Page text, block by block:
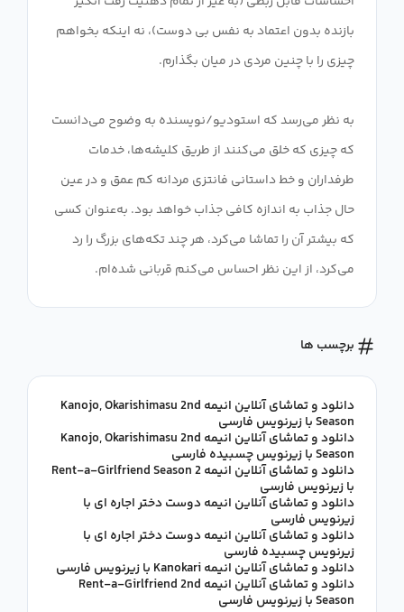
بازنده بدون اعتماد به نفس بی دوست)، نه اینکه بخواهم
به نظر می‌رسد که استودیو/نویسنده به وضوح می‌دانست
که چیزی که خلق می‌کنند از طریق کلیشه‌ها، خدمات
طرفداران و خط داستانی فانتزی مردانه کم عمق و در عین
حال جذاب به اندازه کافی جذاب خواهد بود. به‌عنوان کسی
که بیشتر آن را تماشا می‌کرد، هر چند تکه‌های بزرگ را رد
می‌کرد، از این نظر احساس می‌کنم قربانی شده‌ام.
برچسب ها
دانلود و تماشای آنلاین انیمه Kanojo, Okarishimasu 2nd
Season با زیرنویس فارسی
دانلود و تماشای آنلاین انیمه Kanojo, Okarishimasu 2nd
Season با زیرنویس چسبیده فارسی
دانلود و تماشای آنلاین انیمه Rent-a-Girlfriend Season 2
با زیرنویس فارسی
دانلود و تماشای آنلاین انیمه دوست دختر اجاره ای با
زیرنویس فارسی
دانلود و تماشای آنلاین انیمه دوست دختر اجاره ای با
زیرنویس چسبیده فارسی
دانلود و تماشای آنلاین انیمه Kanokari با زیرنویس فارسی
دانلود و تماشای آنلاین انیمه Rent-a-Girlfriend 2nd
Season با زیرنویس فارسی